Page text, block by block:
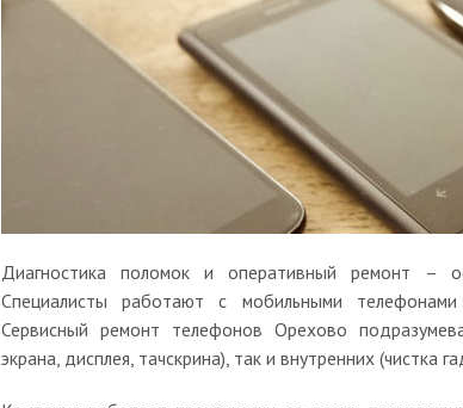
Диагностика поломок и оперативный ремонт –
Специалисты работают с мобильными
Сервисный ремонт телефонов Орехово
экрана, дисплея, тачскрина), так и внутренних (чистка